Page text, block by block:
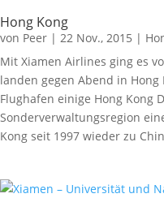
Hong Kong
von Peer | 22 Nov., 2015 |
Mit Xiamen Airlines ging es
landen gegen Abend in
Flughafen einige Hong Kong
Sonderverwaltungsregion
Kong seit 1997 wieder zu